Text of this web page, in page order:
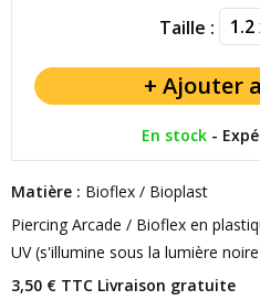
Taille :
En stock -
Matière : Bioflex / Bioplast
Piercing Arcade / Bioflex en
UV (s'illumine sous la lumière
3,50 € TTC Livraison gratuite